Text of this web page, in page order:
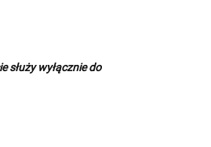
służy wyłącznie do